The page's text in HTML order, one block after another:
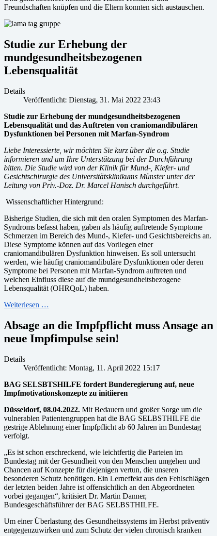
Freundschaften knüpfen und die Eltern konnten sich austauschen.
Studie zur Erhebung der
mundgesundheitsbezogenen
Lebensqualität
Details
Veröffentlicht: Dienstag, 31. Mai 2022 23:43
Studie zur Erhebung der mundgesundheitsbezogenen
Lebensqualität und das Auftreten von craniomandibulären
Dysfunktionen bei Personen mit Marfan-Syndrom
Liebe Interessierte, wir möchten Sie kurz über die o.g. Studie
informieren und um Ihre Unterstützung bei der Durchführung
bitten. Die Studie wird von der Klinik für Mund-, Kiefer- und
Gesichtschirurgie des Universitätsklinikums Münster unter der
Leitung von Priv.-Doz. Dr. Marcel Hanisch durchgeführt.
Wissenschaftlicher Hintergrund:
Bisherige Studien, die sich mit den oralen Symptomen des Marfan-
Syndroms befasst haben, gaben als häufig auftretende Symptome
Schmerzen im Bereich des Mund-, Kiefer- und Gesichtsbereichs an.
Diese Symptome können auf das Vorliegen einer
craniomandibulären Dysfunktion hinweisen. Es soll untersucht
werden, wie häufig craniomandibuläre Dysfunktionen oder deren
Symptome bei Personen mit Marfan-Syndrom auftreten und
welchen Einfluss diese auf die mundgesundheitsbezogene
Lebensqualität (OHRQoL) haben.
Weiterlesen …
Absage an die Impfpflicht muss Ansage an
neue Impfimpulse sein!
Details
Veröffentlicht: Montag, 11. April 2022 15:17
BAG SELSBTSHILFE fordert Bunderegierung auf, neue
Impfmotivationskonzepte zu initiieren
Düsseldorf, 08.04.2022. Mit Bedauern und großer Sorge um die
vulnerablen Patientengruppen hat die BAG SELBSTHILFE die
gestrige Ablehnung einer Impfpflicht ab 60 Jahren im Bundestag
verfolgt.
„Es ist schon erschreckend, wie leichtfertig die Parteien im
Bundestag mit der Gesundheit von den Menschen umgehen und
Chancen auf Konzepte für diejenigen vertun, die unseren
besonderen Schutz benötigen. Ein Lerneffekt aus den Fehlschlägen
der letzten beiden Jahre ist offensichtlich an den Abgeordneten
vorbei gegangen“, kritisiert Dr. Martin Danner,
Bundesgeschäftsführer der BAG SELBSTHILFE.
Um einer Überlastung des Gesundheitssystems im Herbst präventiv
entgegenzuwirken und zum Schutz der vielen chronisch kranken